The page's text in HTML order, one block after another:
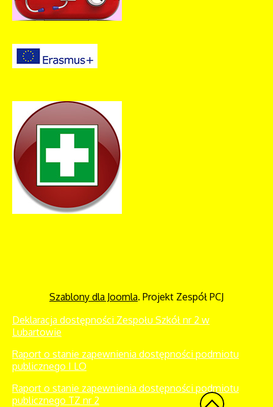
Szablony dla Joomla. Projekt Zespół PCJ
Deklaracja dostępności Zespołu Szkół nr 2 w
Lubartowie
Raport o stanie zapewnienia dostępności podmiotu
publicznego I LO
Raport o stanie zapewnienia dostępności podmiotu
publicznego TZ nr 2